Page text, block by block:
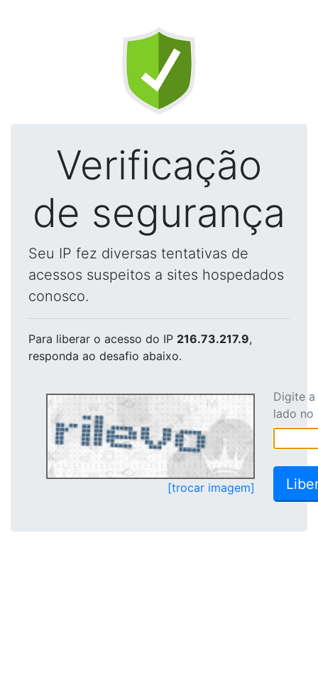
Verificação
de segurança
Seu IP fez diversas tentativas de
acessos suspeitos a sites hospedados
conosco.
Para liberar o acesso do IP 216.73.217.9,
responda ao desafio abaixo.
[trocar imagem]
Digite
lado no